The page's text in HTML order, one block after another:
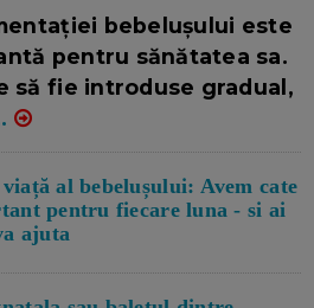
bebelușului este
pentru sănătatea sa.
să fie introduse gradual,
al bebelușului: Avem cate
pentru fiecare luna - si ai
ajuta